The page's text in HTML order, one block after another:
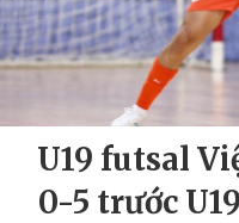
U19 futsal
0-5 trước